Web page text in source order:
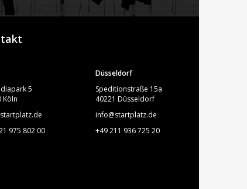
STARTPLATZ
5
Köln
975 802 00
Düsseldorf
Speditionstraße 15a
40221 Düsseldorf
info@startplatz.de
+49 211 936 725 20